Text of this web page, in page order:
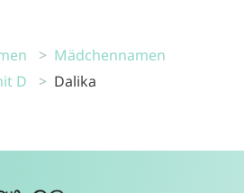
Mädchennamen
D
Dalika